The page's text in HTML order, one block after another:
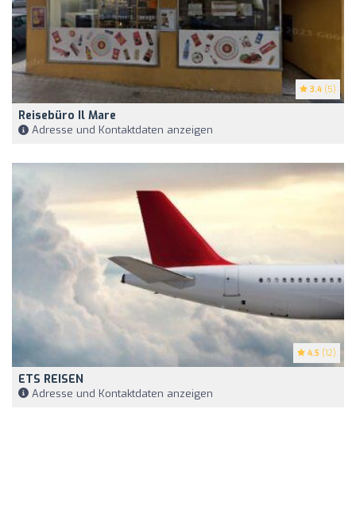
3.4 (5)
Reisebüro Il Mare
Adresse und Kontaktdaten anzeigen
4.5 (12)
ETS REISEN
Adresse und Kontaktdaten anzeigen